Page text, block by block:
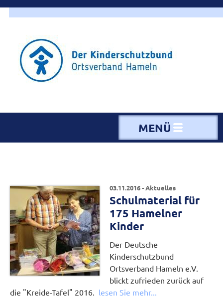
MENÜ
03.11.2016 - Aktuelles
Schulmaterial für
175 Hamelner
Kinder
Der Deutsche
Kinderschutzbund
Ortsverband Hameln e.V.
blickt zufrieden zurück auf
die "Kreide-Tafel" 2016. lesen Sie mehr...